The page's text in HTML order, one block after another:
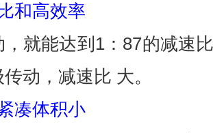
和高效率
就能达到1：87的减速
动，减速比 大。
凑体积小